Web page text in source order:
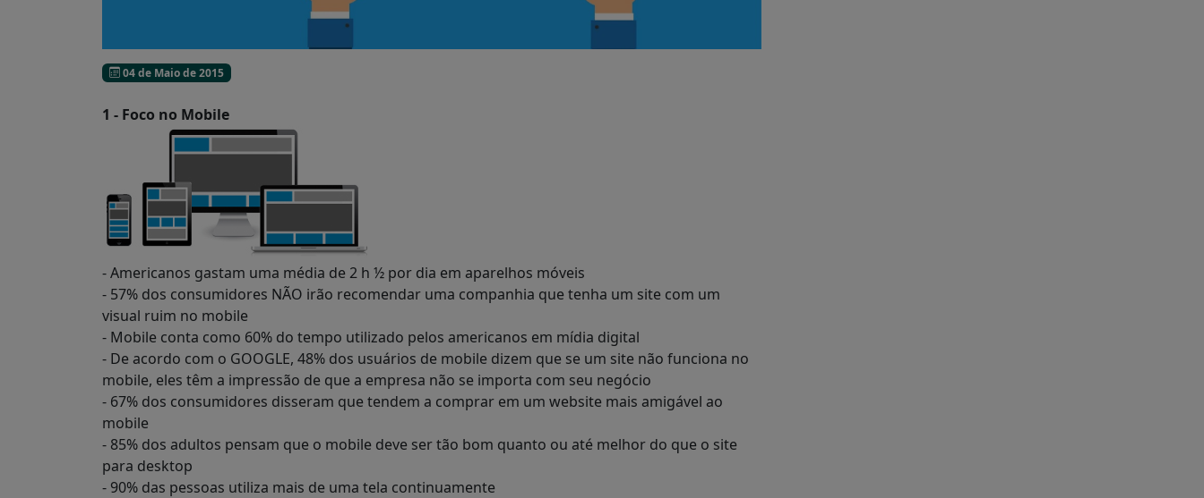
04 de Maio de 2015
1 - Foco no Mobile
- Americanos gastam uma média de 2 h ½ por dia em aparelhos móveis
- 57% dos consumidores NÃO irão recomendar uma companhia que tenha um site com um
visual ruim no mobile
- Mobile conta como 60% do tempo utilizado pelos americanos em mídia digital
- De acordo com o GOOGLE, 48% dos usuários de mobile dizem que se um site não funciona no
mobile, eles têm a impressão de que a empresa não se importa com seu negócio
- 67% dos consumidores disseram que tendem a comprar em um website mais amigável ao
mobile
- 85% dos adultos pensam que o mobile deve ser tão bom quanto ou até melhor do que o site
para desktop
- 90% das pessoas utiliza mais de uma tela continuamente